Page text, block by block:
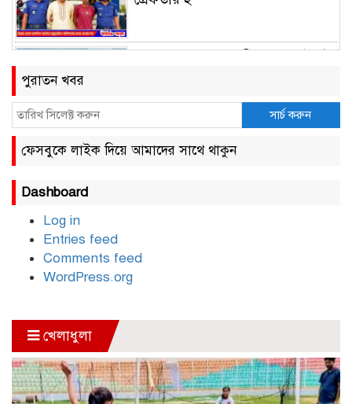
সাবেক এমপি হাফিজ আহমদ
মজুমদার কি আত্মগোপনে? ভাইরাল
ছবি ঘিরে আলোচনা!
মোবাইল কোর্ট পরিচালনা করলেন
ইউএনও: সরেজমিনে অভিযোগের
সত্যতা মেলেনি
পুরাতন খবর
সার্চ করুন
ফেসবুকে লাইক দিয়ে আমাদের সাথে থাকুন
Dashboard
Log in
Entries feed
Comments feed
WordPress.org
খেলাধুলা